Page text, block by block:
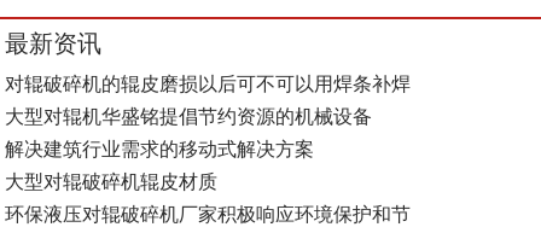
最新资讯
对辊破碎机的辊皮磨损以后可不可以用焊条补焊
大型对辊机华盛铭提倡节约资源的机械设备
解决建筑行业需求的移动式解决方案
大型对辊破碎机辊皮材质
环保液压对辊破碎机厂家积极响应环境保护和节